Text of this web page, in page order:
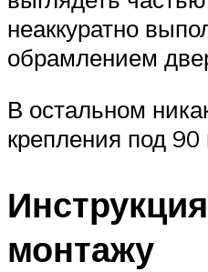
неаккуратно
обрамлением
В остальном
крепления под 90
монтажу